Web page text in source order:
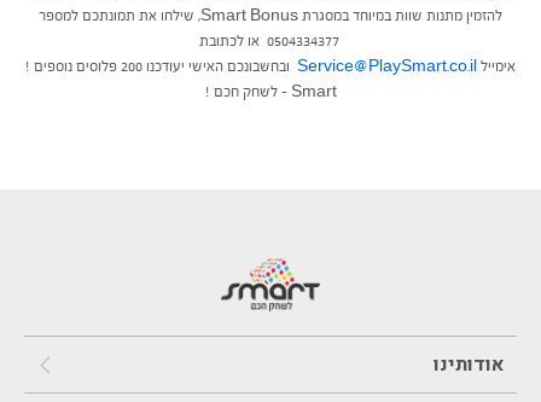
להזמין מתנות שוות במיוחד במסגרת Smart Bonus, שילחו את תמונתכם למספר
0504334377 או לכתובת
אימייל Service@PlaySmart.co.il ובחשבונכם האישי יעודכנו 200 פלוסים נוספים !
Smart – לשחק חכם !
אודותינו